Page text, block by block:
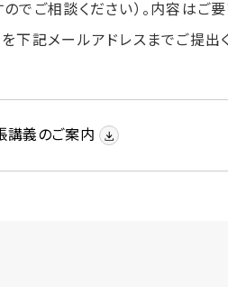
ご相談ください）。内容はご
下記メールアドレスまでご提出
講義のご案内